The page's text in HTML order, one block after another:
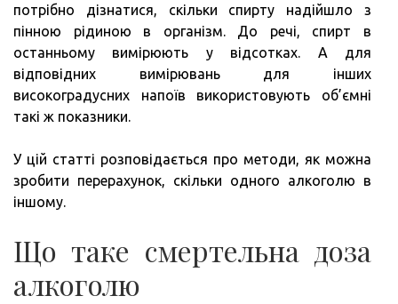
потрібно дізнатися, скільки спирту надійшло з
пінною рідиною в організм. До речі, спирт в
останньому вимірюють у відсотках. А для
відповідних вимірювань для інших
високоградусних напоїв використовують об’ємні
такі ж показники.
У цій статті розповідається про методи, як можна
зробити перерахунок, скільки одного алкоголю в
іншому.
Що таке смертельна доза
алкоголю